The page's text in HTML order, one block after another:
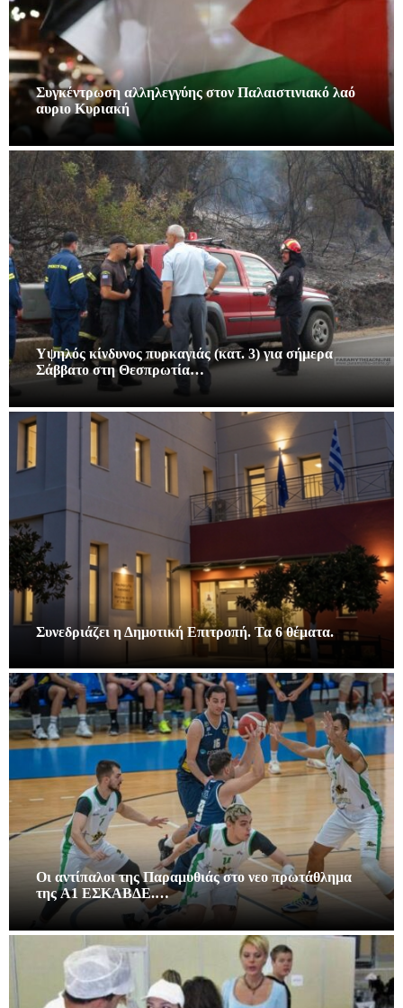
Συγκέντρωση αλληλεγγύης στον Παλαιστινιακό λαό
αυριο Κυριακή
Υψηλός κίνδυνος πυρκαγιάς (κατ. 3) για σήμερα
Σάββατο στη Θεσπρωτία…
Συνεδριάζει η Δημοτική Επιτροπή. Τα 6 θέματα.
Οι αντίπαλοι της Παραμυθιάς στο νεο πρωτάθλημα
της A1 ΕΣΚΑΒΔΕ.…